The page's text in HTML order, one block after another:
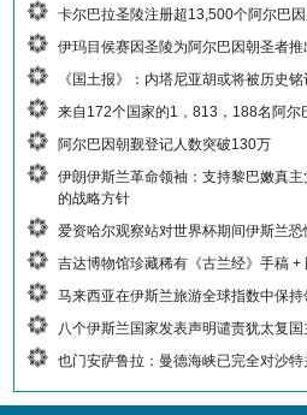
卡尔巴拉圣陵注册超13,500个阿尔巴
伊玛目侯赛因圣陵为阿尔巴因朝圣者
《国土报》：内塔尼亚胡或将被历史
来自172个国家的1，813，188名阿尔
阿尔巴因朝觐登记人数突破130万
伊朗伊斯兰革命领袖：支持黎巴嫩真
的战略方针
爱资哈尔观察站对世界杯期间伊斯兰
吉达博物馆珍藏稀有《古兰经》手稿 +
马来西亚在伊斯兰旅游全球指数中保持
八个伊斯兰国家发表声明谴责犹太复
也门安萨鲁拉：曼德海峡已完全对沙特